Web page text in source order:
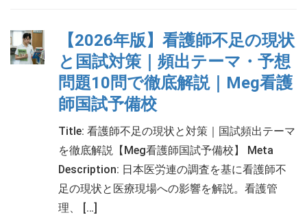
【2026年版】看護師不足の現状
と国試対策｜頻出テーマ・予想
問題10問で徹底解説｜Meg看護
師国試予備校
Title: 看護師不足の現状と対策｜国試頻出テーマ
を徹底解説【Meg看護師国試予備校】 Meta
Description: 日本医労連の調査を基に看護師不
足の現状と医療現場への影響を解説。看護管
理、 […]